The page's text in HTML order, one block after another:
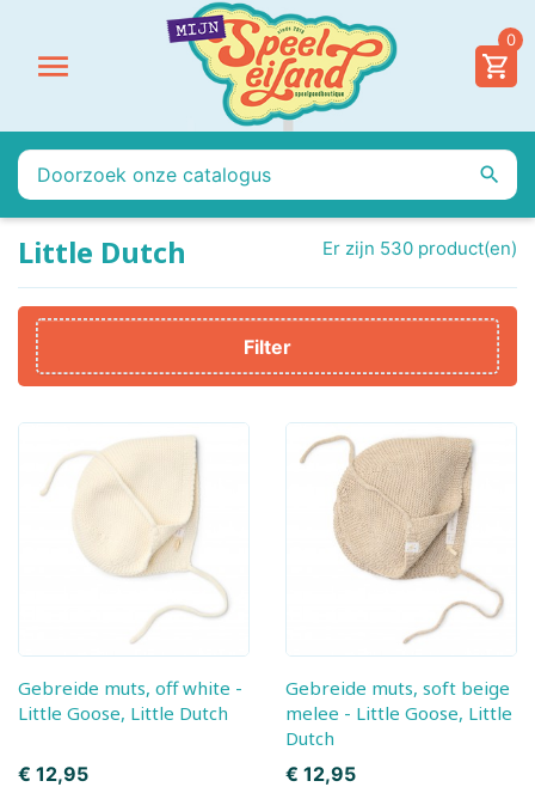

0

Little Dutch Er zijn 530 product(en)
Filter
Gebreide muts, off white -
Little Goose, Little Dutch
Prijs
€ 12,95
Gebreide muts, soft beige
melee - Little Goose, Little
Dutch
Prijs
€ 12,95